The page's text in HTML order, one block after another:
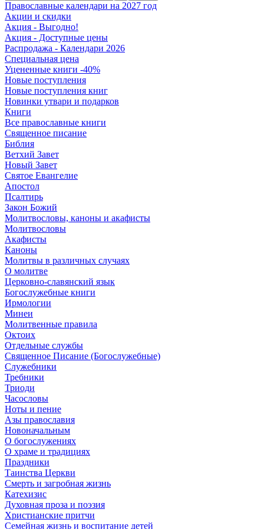
Православные календари на 2027 год
Акции и скидки
Акция - Выгодно!
Акция - Доступные цены
Распродажа - Календари 2026
Специальная цена
Уцененные книги -40%
Новые поступления
Новые поступления книг
Новинки утвари и подарков
Книги
Все православные книги
Священное писание
Библия
Ветхий Завет
Новый Завет
Святое Евангелие
Апостол
Псалтирь
Закон Божий
Молитвословы, каноны и акафисты
Молитвословы
Акафисты
Каноны
Молитвы в различных случаях
О молитве
Церковно-славянский язык
Богослужебные книги
Ирмологии
Минеи
Молитвенные правила
Октоих
Отдельные службы
Священное Писание (Богослужебные)
Служебники
Требники
Триоди
Часословы
Ноты и пение
Азы православия
Новоначальным
О богослужениях
О храме и традициях
Праздники
Таинства Церкви
Смерть и загробная жизнь
Катехизис
Духовная проза и поэзия
Христианские притчи
Семейная жизнь и воспитание детей